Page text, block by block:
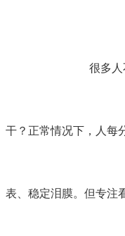
很多
干？正常情况下，人每
表、稳定泪膜。但专注